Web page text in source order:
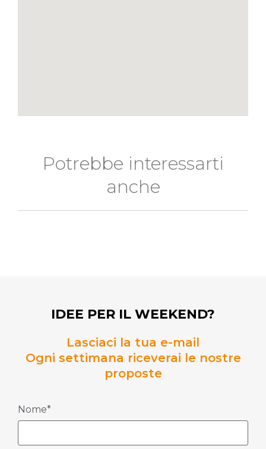
Potrebbe interessarti
anche
IDEE PER IL WEEKEND?
Lasciaci la tua e-mail
Ogni settimana riceverai le nostre
proposte
Nome*